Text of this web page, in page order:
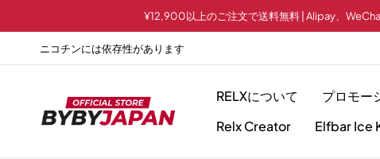
¥12,900以上のご注文で送料無料 | Alipay、
ニコチンには依存性があります
RELXについて プロモー
Relx Creator
Elfbar Ice